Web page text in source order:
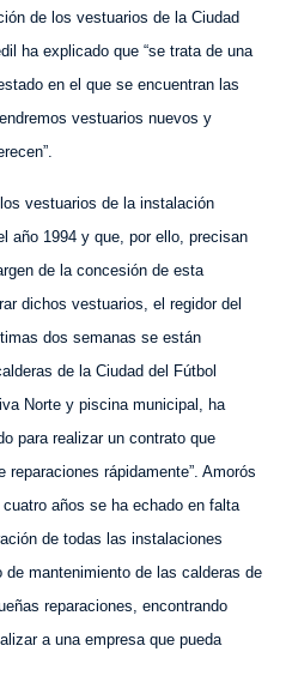
de los vestuarios de la Ciudad
ha explicado que “se trata de una
en el que se encuentran las
vestuarios nuevos y
vestuarios de la instalación
año 1994 y que, por ello, precisan
de la concesión de esta
dichos vestuarios, el regidor del
dos semanas se están
de la Ciudad del Fútbol
Norte y piscina municipal, ha
para realizar un contrato que
rápidamente”. Amorós
años se ha echado en falta
de todas las instalaciones
mantenimiento de las calderas de
reparaciones, encontrando
a una empresa que pueda